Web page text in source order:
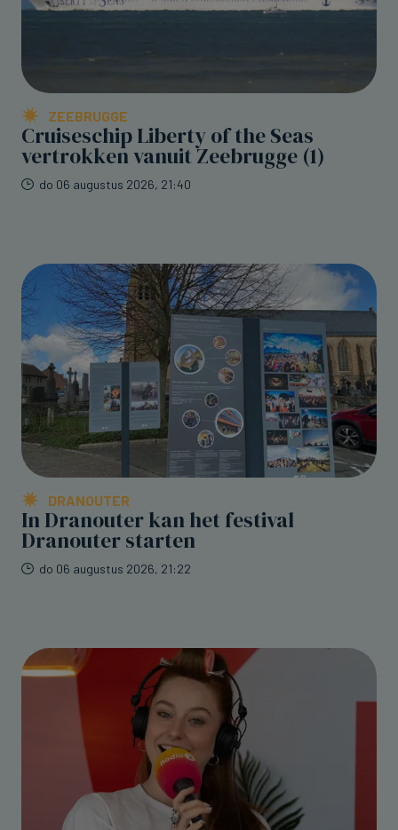
ZEEBRUGGE
Cruiseschip Liberty of the Seas
vertrokken vanuit Zeebrugge (1)
do 06 augustus 2026, 21:40
DRANOUTER
In Dranouter kan het festival
Dranouter starten
do 06 augustus 2026, 21:22